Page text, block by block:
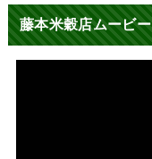
藤本米穀店ムービー